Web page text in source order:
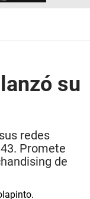
su
redes
Promete
de